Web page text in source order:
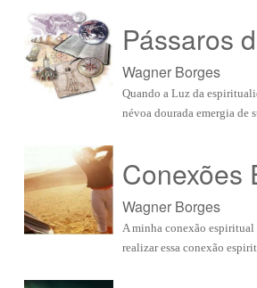
Pássaros
Wagner Borges
Quando a Luz da
névoa dourada emergia de
Conexões
Wagner Borges
A minha conexão espiritual
realizar essa conexão